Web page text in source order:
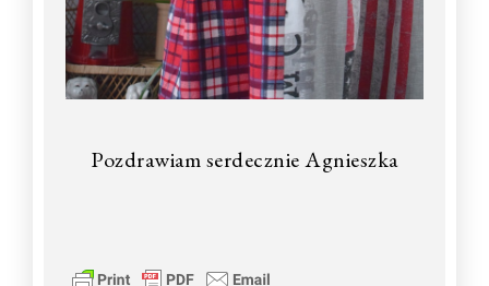
Pozdrawiam serdecznie Agnieszka